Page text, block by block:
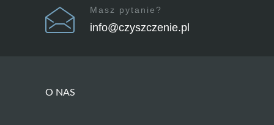
Masz pytanie?
info@czyszczenie.pl
O NAS